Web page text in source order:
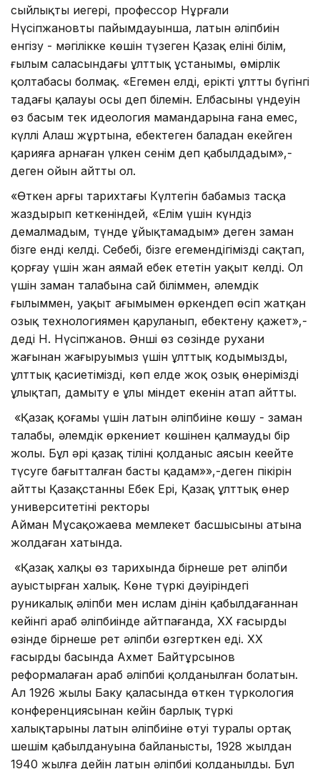
сыйлықтың иегері, профессор Нұрғали
Нүсіпжановтың пайымдауынша, латын әліпбиін
енгізу - мәңгілікке көшін түзеген Қазақ елінің білім,
ғылым саласындағы ұлттық ұстанымы, өмірлік
қолтаңбасы болмақ. «Егемен елдің, ерікті ұлттың бүгінгі
таңдағы қалауы осы деп білемін. Елбасының үндеуін
өз басым тек идеология мамандарына ғана емес,
күллі Алаш жұртына, еңбектеген баладан еңкейген
қарияға арнаған үлкен сенім деп қабылдадым»,-
деген ойын айтты ол.
«Өткен арғы тарихтағы Күлтегін бабамыз тасқа
жаздырып кеткеніндей, «Елім үшін күндіз
демалмадым, түнде ұйықтамадым» деген заман
бізге енді келді. Себебі, бізге егемендігімізді сақтап,
қорғау үшін жан аямай еңбек ететін уақыт келді. Ол
үшін заман талабына сай біліммен, әлемдік
ғылыммен, уақыт ағымымен өркендеп өсіп жатқан
озық технологиямен қаруланып, еңбектену қажет»,-
деді Н. Нүсіпжанов. Әнші өз сөзінде рухани
жағынан жаңғыруымыз үшін ұлттық кодымызды,
ұлттық қасиетімізді, көп елде жоқ озық өнерімізді
ұлықтап, дамыту ең ұлы міндет екенін атап айтты.
«Қазақ қоғамы үшін латын әліпбиіне көшу - заман
талабы, әлемдік өркениет көшінен қалмаудың бір
жолы. Бұл әрі қазақ тілінің қолданыс аясын кеңейте
түсуге бағытталған басты қадам»»,-деген пікірін
айтты Қазақстанның Еңбек Ері, Қазақ ұлттық өнер
университетінің ректоры
Айман Мұсақожаева мемлекет басшысының атына
жолдаған хатында.
«Қазақ халқы өз тарихында бірнеше рет әліпби
ауыстырған халық. Көне түркі дәуіріндегі
руникалық әліпби мен ислам дінін қабылдағаннан
кейінгі араб әліпбиінде айтпағанда, XX ғасырдың
өзінде бірнеше рет әліпби өзгерткен еді. XX
ғасырдың басында Ахмет Байтұрсынов
реформалаған араб әліпбиі қолданылған болатын.
Ал 1926 жылы Баку қаласында өткен түркология
конференциясынан кейін барлық түркі
халықтарының латын әліпбиіне өтуі туралы ортақ
шешім қабылдануына байланысты, 1928 жылдан
1940 жылға дейін латын әліпбиі қолданылды. Бұл